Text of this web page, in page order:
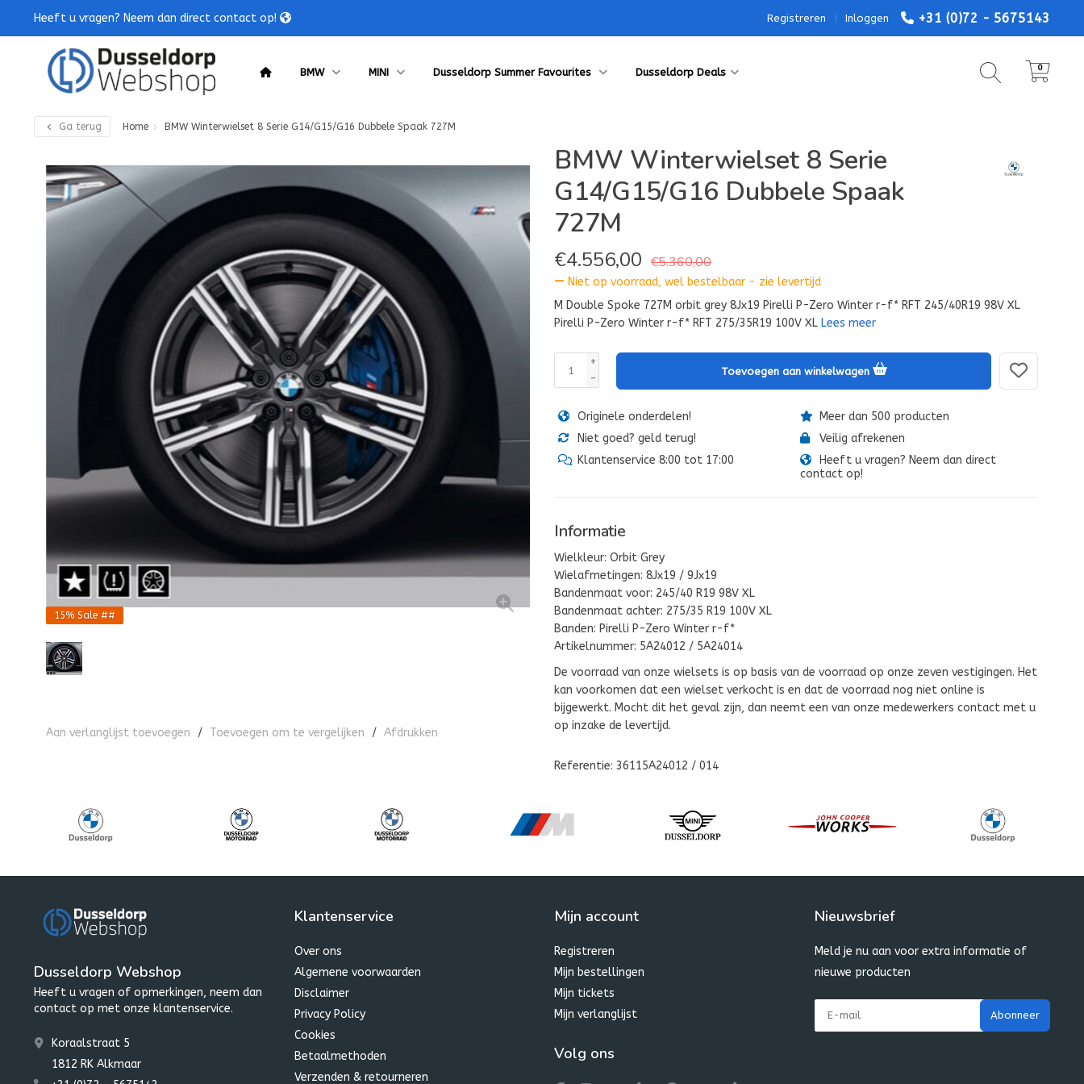
Heeft u vragen? Neem dan direct contact op! +31 (0)72 - 5675143
Inloggen
Registreren
BMW MINI Dusseldorp Summer Favourites Dusseldorp Deals 0
Ga terug Home BMW Winterwielset 8 Serie G14/G15/G16 Dubbele Spaak 727M
15% Sale ##
Aan verlanglijst toevoegen / Toevoegen om te vergelijken / Afdrukken
BMW Winterwielset 8 Serie
G14/G15/G16 Dubbele Spaak
727M
€4.556,00 €5.360,00
Niet op voorraad, wel bestelbaar - zie levertijd
M Double Spoke 727M orbit grey 8Jx19 Pirelli P-Zero Winter r-f* RFT 245/40R19 98V XL
Pirelli P-Zero Winter r-f* RFT 275/35R19 100V XL Lees meer
+
-
Toevoegen aan winkelwagen
Originele onderdelen!
Meer dan 500 producten
Niet goed? geld terug!
Veilig afrekenen
Klantenservice 8:00 tot 17:00
Heeft u vragen? Neem dan direct
contact op!
Informatie
Wielkleur: Orbit Grey
Wielafmetingen: 8Jx19 / 9Jx19
Bandenmaat voor: 245/40 R19 98V XL
Bandenmaat achter: 275/35 R19 100V XL
Banden: Pirelli P-Zero Winter r-f*
Artikelnummer: 5A24012 / 5A24014
De voorraad van onze wielsets is op basis van de voorraad op onze zeven vestigingen. Het
kan voorkomen dat een wielset verkocht is en dat de voorraad nog niet online is
bijgewerkt. Mocht dit het geval zijn, dan neemt een van onze medewerkers contact met u
op inzake de levertijd.
Referentie: 36115A24012 / 014
Dusseldorp Webshop
Heeft u vragen of opmerkingen, neem dan
contact op met onze klantenservice.
Koraalstraat 5
1812 RK Alkmaar
Klantenservice
Over ons
Algemene voorwaarden
Disclaimer
Privacy Policy
Cookies
Betaalmethoden
Verzenden & retourneren
Mijn account
Registreren
Mijn bestellingen
Mijn tickets
Mijn verlanglijst
Volg ons
Nieuwsbrief
Meld je nu aan voor extra informatie of
nieuwe producten
Abonneer